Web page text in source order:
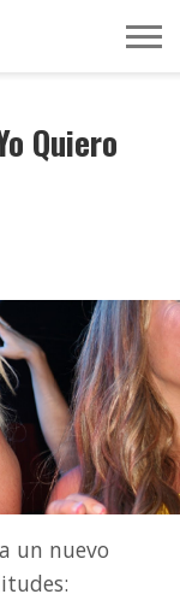
Quiero
un nuevo